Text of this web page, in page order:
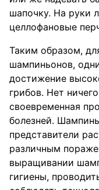
шапочку. На руки
целлофановые
Таким образом,
шампиньонов,
достижение
грибов. Нет
своевременная
болезней.
представители
различным
выращивании
гигиены,